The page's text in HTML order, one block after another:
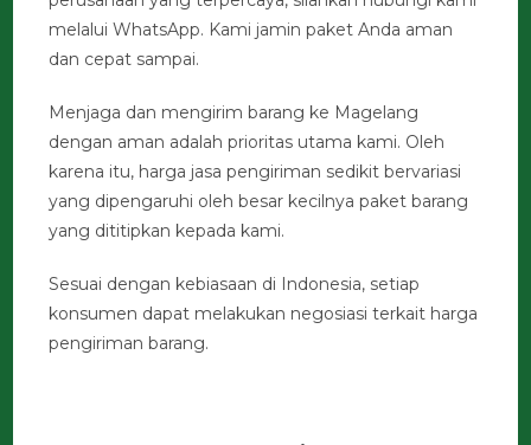
melalui WhatsApp. Kami jamin paket Anda aman
dan cepat sampai.
Menjaga dan mengirim barang ke Magelang
dengan aman adalah prioritas utama kami. Oleh
karena itu, harga jasa pengiriman sedikit bervariasi
yang dipengaruhi oleh besar kecilnya paket barang
yang dititipkan kepada kami.
Sesuai dengan kebiasaan di Indonesia, setiap
konsumen dapat melakukan negosiasi terkait harga
pengiriman barang.